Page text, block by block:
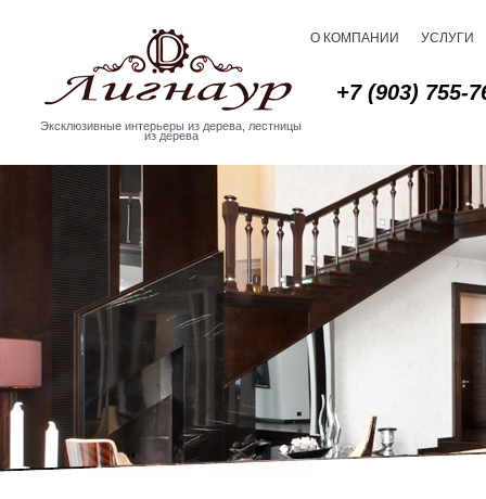
О КОМПАНИИ УСЛУГИ
+7 (903) 755-
Эксклюзивные интерьеры из дерева, лестницы
из дерева